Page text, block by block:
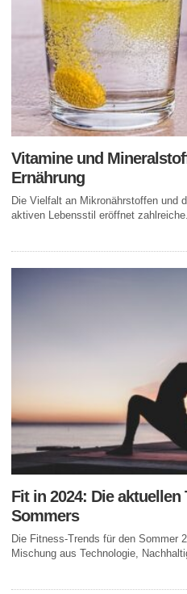
Vitamine und
Ernährung
Die Vielfalt an Mikronährstoffen und
aktiven Lebensstil eröffnet
Fit in 2024: Die aktuellen
Sommers
Die Fitness-Trends für den Sommer
Mischung aus Technologie,